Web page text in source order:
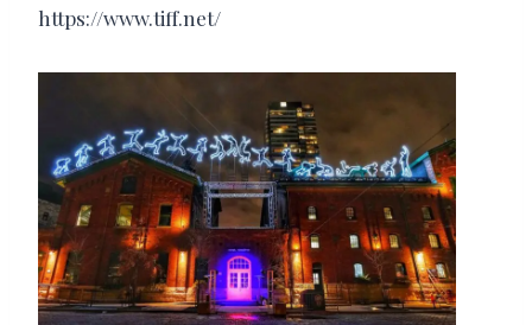
https://www.tiff.net/